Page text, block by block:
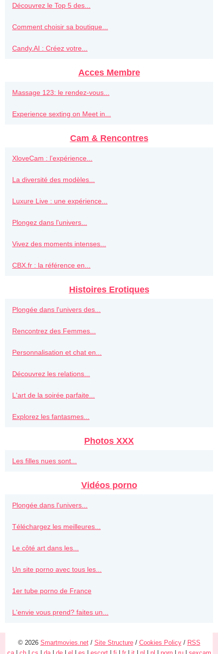
Découvrez le Top 5 des...
Comment choisir sa boutique...
Candy.AI : Créez votre...
Acces Membre
Massage 123: le rendez-vous...
Experience sexting on Meet in...
Cam & Rencontres
XloveCam : l’expérience...
La diversité des modèles...
Luxure Live : une expérience...
Plongez dans l'univers...
Vivez des moments intenses...
CBX.fr : la référence en...
Histoires Erotiques
Plongée dans l'univers des...
Rencontrez des Femmes...
Personnalisation et chat en...
Découvrez les relations...
L'art de la soirée parfaite...
Explorez les fantasmes...
Photos XXX
Les filles nues sont...
Vidéos porno
Plongée dans l'univers...
Téléchargez les meilleures...
Le côté art dans les...
Un site porno avec tous les...
1er tube porno de France
L'envie vous prend? faites un...
© 2026 Smartmovies.net/ Site Structure/ Cookies Policy/ RSS